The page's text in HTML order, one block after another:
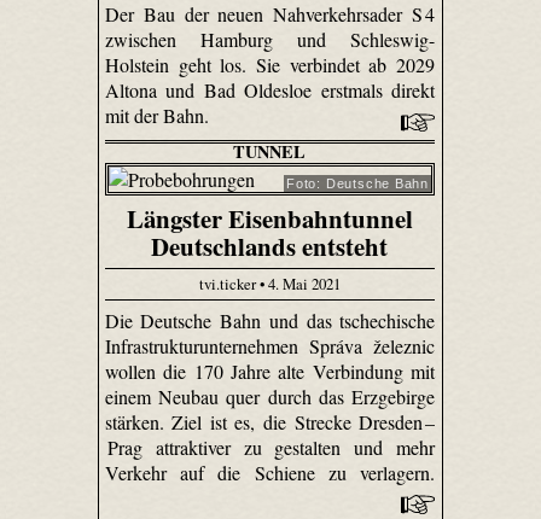
Der Bau der neuen Nahverkehrsader S 4
zwischen Hamburg und Schleswig-
Holstein geht los. Sie verbindet ab 2029
Altona und Bad Oldesloe erstmals direkt
mit der Bahn.
TUNNEL
Foto: Deutsche Bahn
Längster Eisenbahntunnel
Deutschlands entsteht
tvi.ticker • 4. Mai 2021
Die Deutsche Bahn und das tschechische
Infrastrukturunternehmen Správa železnic
wollen die 170 Jahre alte Verbindung mit
einem Neubau quer durch das Erzgebirge
stärken. Ziel ist es, die Strecke Dresden –
Prag attraktiver zu gestalten und mehr
Verkehr auf die Schiene zu verlagern.